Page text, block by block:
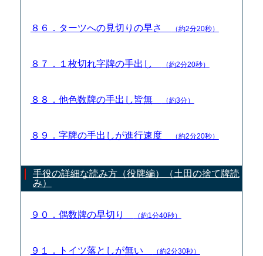
８６．ターツへの見切りの早さ （約2分20秒）
８７．１枚切れ字牌の手出し （約2分20秒）
８８．他色数牌の手出し皆無 （約3分）
８９．字牌の手出しが進行速度 （約2分20秒）
手役の詳細な読み方（役牌編）（土田の捨て牌読
み）
９０．偶数牌の早切り （約1分40秒）
９１．トイツ落としが無い （約2分30秒）